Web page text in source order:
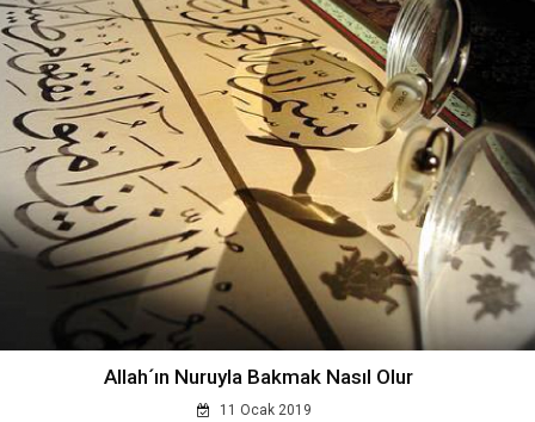
Allah´ın Nuruyla Bakmak Nasıl Olur
11 Ocak 2019